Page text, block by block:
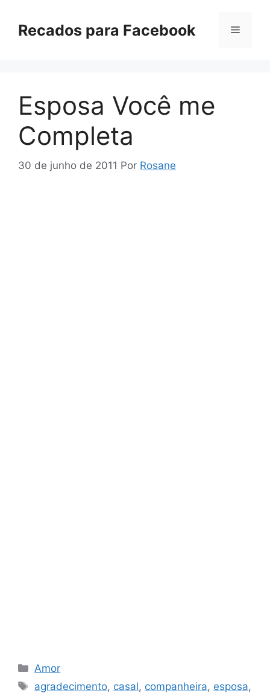
paraRecados para Facebook Menu
Esposa Você me
Completa
30 de junho de 2011 Por Rosane
Categorias
Amor
Tags
agradecimento, casal, companheira, esposa,